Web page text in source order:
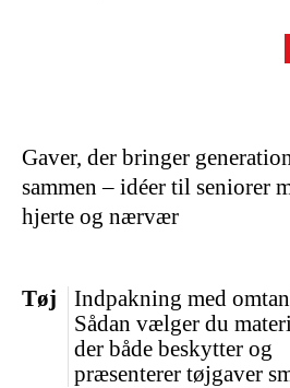
Gaver, der bringer
sammen – idéer til seniorer
hjerte og nærvær
Indpakning med
Sådan vælger du
der både beskytter og
præsenterer tøjgaver
Tøj